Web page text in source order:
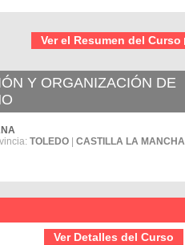
Ver el Resumen del Curso
Y ORGANIZACIÓN DE
TOLEDO CASTILLA LA MANCHA
Ver Detalles del Curso